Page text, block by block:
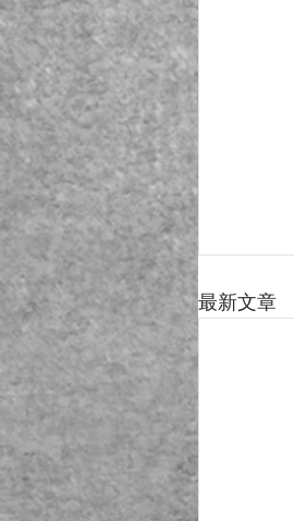
最新文章